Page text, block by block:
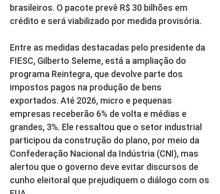
brasileiros. O pacote prevê R$ 30 bilhões em
crédito e será viabilizado por medida provisória.
Entre as medidas destacadas pelo presidente da
FIESC, Gilberto Seleme, está a ampliação do
programa Reintegra, que devolve parte dos
impostos pagos na produção de bens
exportados. Até 2026, micro e pequenas
empresas receberão 6% de volta e médias e
grandes, 3%. Ele ressaltou que o setor industrial
participou da construção do plano, por meio da
Confederação Nacional da Indústria (CNI), mas
alertou que o governo deve evitar discursos de
cunho eleitoral que prejudiquem o diálogo com os